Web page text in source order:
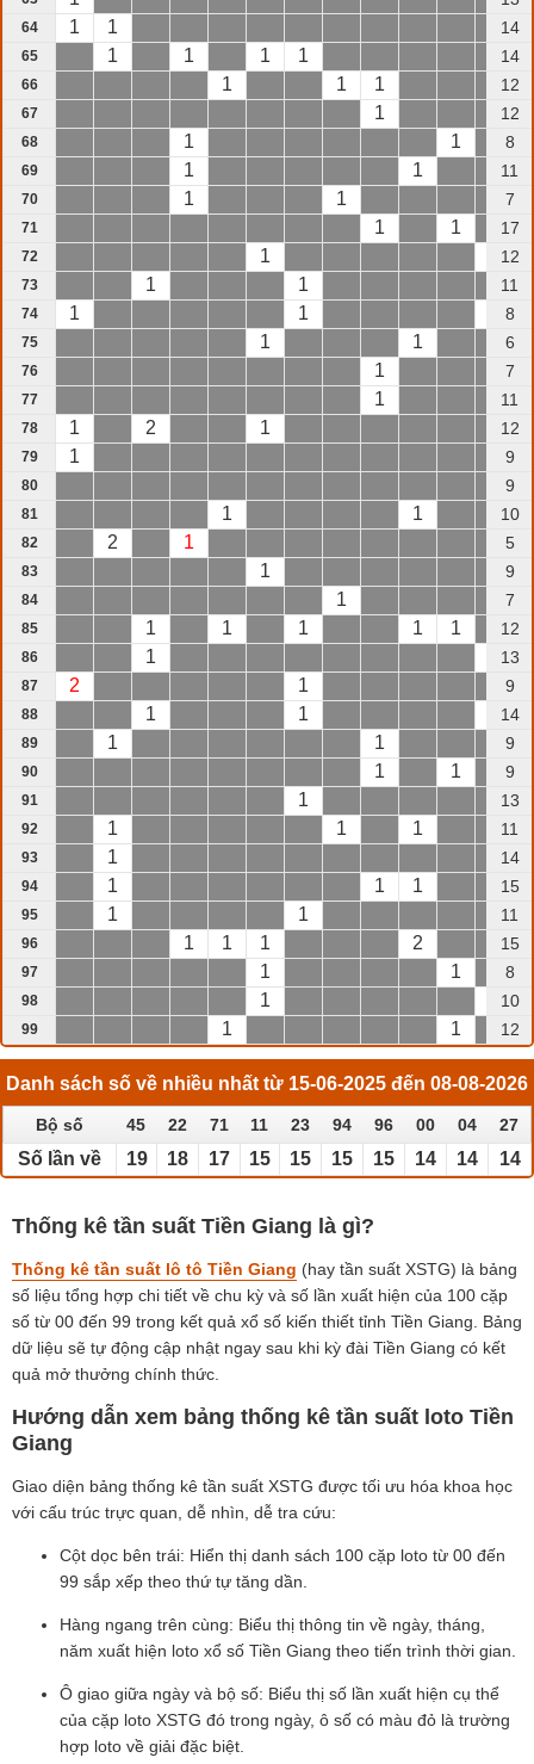
64 1 1 14
65 1 1 1 1 14
66 1 1 1 12
67 1 12
68 1 1 8
69 1 1 11
70 1 1 7
71 1 1 17
72 1 12
73 1 1 11
74 1 1 8
75 1 1 6
76 1 7
77 1 11
78 1 2 1 12
79 1 9
80 9
81 1 1 10
82 2 1 5
83 1 9
84 1 7
85 1 1 1 1 1 12
86 1 13
87 2 1 9
88 1 1 14
89 1 1 9
90 1 1 9
91 1 13
92 1 1 1 11
93 1 14
94 1 1 1 15
95 1 1 11
96 1 1 1 2 15
97 1 1 8
98 1 10
99 1 1 12
Danh sách số về nhiều nhất từ 15-06-2025 đến 08-08-2026
Bộ số 45 22 71 11 23 94 96 00 04 27
Số lần về 19 18 17 15 15 15 15 14 14 14
Thống kê tần suất Tiền Giang là gì?
Thống kê tần suất lô tô Tiền Giang (hay tần suất XSTG) là bảng
số liệu tổng hợp chi tiết về chu kỳ và số lần xuất hiện của 100 cặp
số từ 00 đến 99 trong kết quả xổ số kiến thiết tỉnh Tiền Giang. Bảng
dữ liệu sẽ tự động cập nhật ngay sau khi kỳ đài Tiền Giang có kết
quả mở thưởng chính thức.
Hướng dẫn xem bảng thống kê tần suất loto Tiền
Giang
Giao diện bảng thống kê tần suất XSTG được tối ưu hóa khoa học
với cấu trúc trực quan, dễ nhìn, dễ tra cứu:
Cột dọc bên trái: Hiển thị danh sách 100 cặp loto từ 00 đến
99 sắp xếp theo thứ tự tăng dần.
Hàng ngang trên cùng: Biểu thị thông tin về ngày, tháng,
năm xuất hiện loto xổ số Tiền Giang theo tiến trình thời gian.
Ô giao giữa ngày và bộ số: Biểu thị số lần xuất hiện cụ thể
của cặp loto XSTG đó trong ngày, ô số có màu đỏ là trường
hợp loto về giải đặc biệt.